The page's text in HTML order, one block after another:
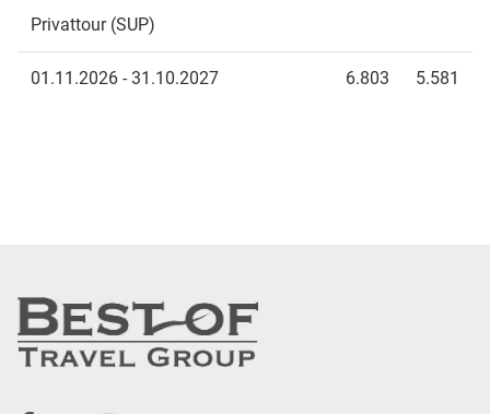
Privattour (SUP)
01.11.2026 - 31.10.2027 6.803 5.581